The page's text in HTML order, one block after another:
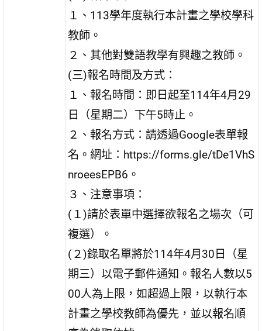
１、113學年度執行本計畫之學校學科
教師。
２、其他對雙語教學有興趣之教師。
(三)報名時間及方式：
１、報名時間：即日起至114年4月29
日（星期二）下午5時止。
２、報名方式：請透過Google表單報
名。網址：https://forms.gle/tDe1VhS
nroeesEPB6。
３、注意事項：
(１)請於表單中選擇欲報名之場次（可
複選）。
(２)錄取名單將於114年4月30日（星
期三）以電子郵件通知。報名人數以5
00人為上限，如超過上限，以執行本
計畫之學校教師為優先，並以報名順